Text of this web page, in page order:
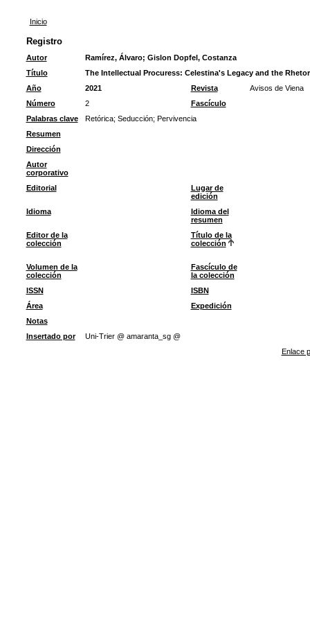
Inicio
Registro
Autor Ramírez, Álvaro; Gislon Dopfel, Costanza
Título
The Intellectual Procuress: Celestina's Legacy and the
Año
2021 Revista
Avisos de Viena
Número
2
Fascículo
Palabras clave
Retórica; Seducción; Pervivencia
Resumen
Dirección
Autor
corporativo
Editorial
Lugar de
edición
Idioma
Idioma del
resumen
Editor de la
colección
Título de la
colección
Volumen de la
colección
Fascículo de
la colección
ISSN
ISBN
Área
Expedición
Notas
Insertado por
Uni-Trier @ amaranta_sg @
Enlace